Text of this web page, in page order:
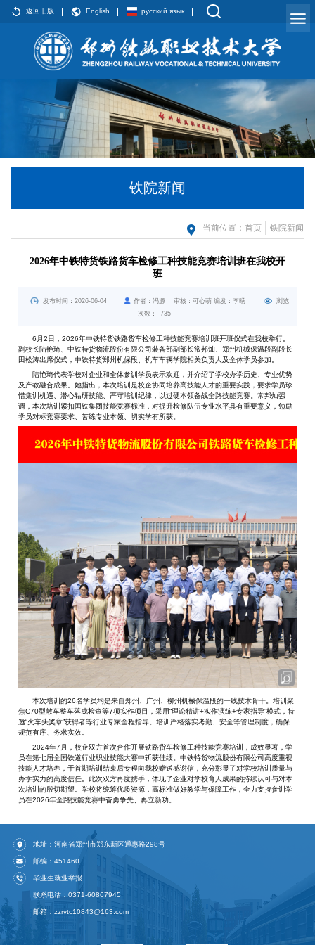
返回旧版 English русский язык
铁院新闻
当前位置： 首页 铁院新闻
2026年中铁特货铁路货车检修工种技能竞赛培训班在我校开
班
发布时间：2026-06-04 作者：冯源 审核：可心萌 编发：李旸
浏览
次数：
735
6月2日，2026年中铁特货铁路货车检修工种技能竞赛培训班开班仪式在我校举行。
副校长陆艳琦、中铁特货物流股份有限公司装备部副部长常邦灿、郑州机械保温段副段长
田松涛出席仪式，中铁特货郑州机保段、机车车辆学院相关负责人及全体学员参加。
陆艳琦代表学校对企业和全体参训学员表示欢迎，并介绍了学校办学历史、专业优势
及产教融合成果。她指出，本次培训是校企协同培养高技能人才的重要实践，要求学员珍
惜集训机遇、潜心钻研技能、严守培训纪律，以过硬本领备战全路技能竞赛。常邦灿强
调，本次培训紧扣国铁集团技能竞赛标准，对提升检修队伍专业水平具有重要意义，勉励
学员对标竞赛要求、苦练专业本领、切实学有所获。
本次培训的26名学员均是来自郑州、广州、柳州机械保温段的一线技术骨干。培训聚
焦C70型敞车整车落成检查等7项实作项目，采用“理论精讲+实作演练+专家指导”模式，特
邀“火车头奖章”获得者等行业专家全程指导。培训严格落实考勤、安全等管理制度，确保
规范有序、务求实效。
2024年7月，校企双方首次合作开展铁路货车检修工种技能竞赛培训，成效显著，学
员在第七届全国铁道行业职业技能大赛中斩获佳绩。中铁特货物流股份有限公司高度重视
技能人才培养，于首期培训结束后专程向我校赠送感谢信，充分彰显了对学校培训质量与
办学实力的高度信任。此次双方再度携手，体现了企业对学校育人成果的持续认可与对本
次培训的殷切期望。学校将统筹优质资源，高标准做好教学与保障工作，全力支持参训学
员在2026年全路技能竞赛中奋勇争先、再立新功。
地址：河南省郑州市郑东新区通惠路298号
邮编：451460
毕业生就业举报
联系电话：0371-60867945
邮箱：zzrvtc10843@163.com